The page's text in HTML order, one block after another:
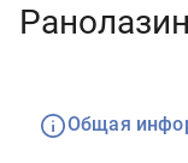
Общая